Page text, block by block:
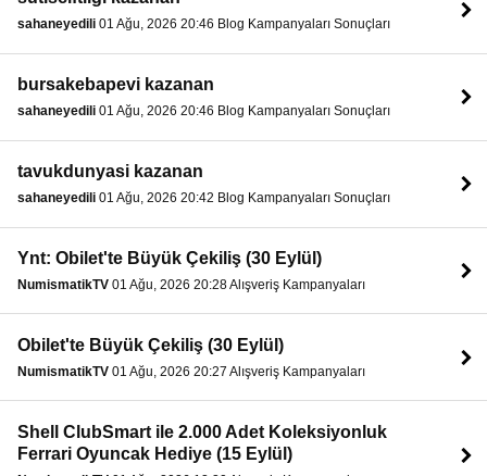
sahaneyedili 01 Ağu, 2026 20:46 Blog Kampanyaları Sonuçları
bursakebapevi kazanan
sahaneyedili 01 Ağu, 2026 20:46 Blog Kampanyaları Sonuçları
tavukdunyasi kazanan
sahaneyedili 01 Ağu, 2026 20:42 Blog Kampanyaları Sonuçları
Ynt: Obilet'te Büyük Çekiliş (30 Eylül)
NumismatikTV 01 Ağu, 2026 20:28 Alışveriş Kampanyaları
Obilet'te Büyük Çekiliş (30 Eylül)
NumismatikTV 01 Ağu, 2026 20:27 Alışveriş Kampanyaları
Shell ClubSmart ile 2.000 Adet Koleksiyonluk
Ferrari Oyuncak Hediye (15 Eylül)